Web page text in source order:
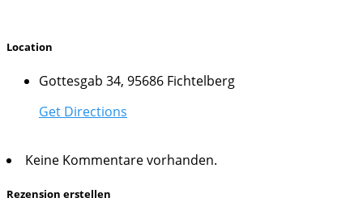
Location
Gottesgab 34, 95686 Fichtelberg
Get Directions
Keine Kommentare vorhanden.
Rezension erstellen